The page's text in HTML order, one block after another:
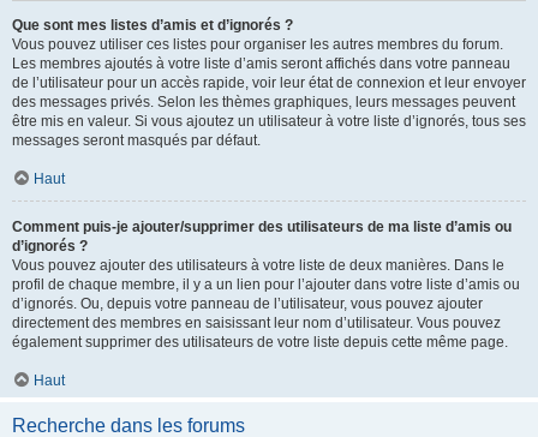
Que sont mes listes d’amis et d’ignorés ?
Vous pouvez utiliser ces listes pour organiser les autres membres du forum.
Les membres ajoutés à votre liste d’amis seront affichés dans votre panneau
de l’utilisateur pour un accès rapide, voir leur état de connexion et leur envoyer
des messages privés. Selon les thèmes graphiques, leurs messages peuvent
être mis en valeur. Si vous ajoutez un utilisateur à votre liste d’ignorés, tous ses
messages seront masqués par défaut.
Haut
Comment puis-je ajouter/supprimer des utilisateurs de ma liste d’amis ou
d’ignorés ?
Vous pouvez ajouter des utilisateurs à votre liste de deux manières. Dans le
profil de chaque membre, il y a un lien pour l’ajouter dans votre liste d’amis ou
d’ignorés. Ou, depuis votre panneau de l’utilisateur, vous pouvez ajouter
directement des membres en saisissant leur nom d’utilisateur. Vous pouvez
également supprimer des utilisateurs de votre liste depuis cette même page.
Haut
Recherche dans les forums